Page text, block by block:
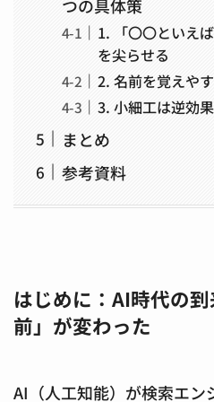
つの具体策
1. 「〇〇といえ
を尖らせる
2. 名前を覚えや
3. 小細工は逆効
まとめ
参考資料
はじめに：AI時代の
前」が変わった
AI（人工知能）が検索エン